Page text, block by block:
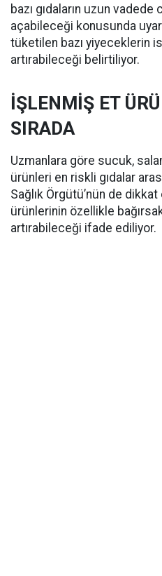
bazı gıdaların uzun vadede
açabileceği konusunda
tüketilen bazı yiyeceklerin
artırabileceği belirtiliyor.
İŞLENMİŞ ET
SIRADA
Uzmanlara göre sucuk,
ürünleri en riskli gıdalar
Sağlık Örgütü’nün de
ürünlerinin özellikle
artırabileceği ifade ediliyor.